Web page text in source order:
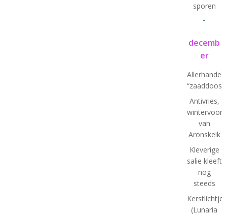
sporen
-
decemb
er
Allerhande
Antivries,
van
Aronskelk
Kleverige
salie kleeft
nog
steeds
Kerstlichtjes
(Lunaria